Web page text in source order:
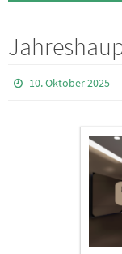
10. Oktober 2025